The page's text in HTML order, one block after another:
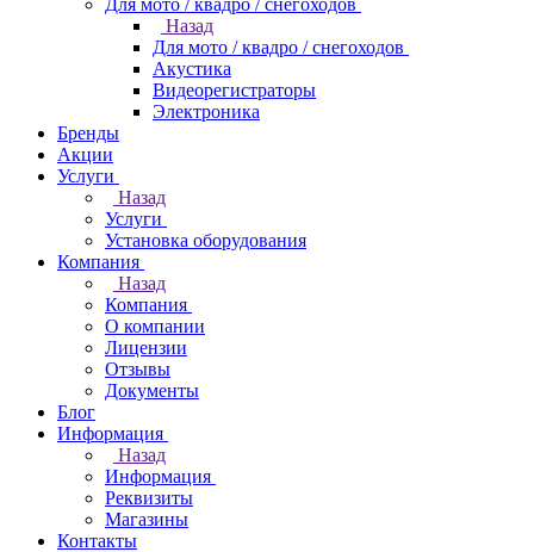
Для мото / квадро / снегоходов
Назад
Для мото / квадро / снегоходов
Акустика
Видеорегистраторы
Электроника
Бренды
Акции
Услуги
Назад
Услуги
Установка оборудования
Компания
Назад
Компания
О компании
Лицензии
Отзывы
Документы
Блог
Информация
Назад
Информация
Реквизиты
Магазины
Контакты